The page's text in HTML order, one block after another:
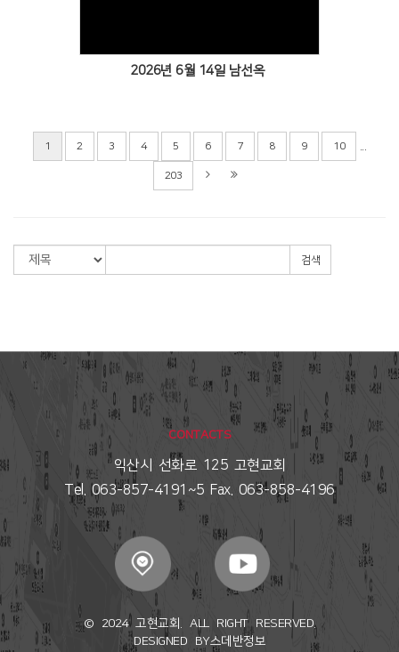
2026년 6월 14일 남선옥
1 2 3 4 5 6 7 8 9 10
203
검색
CONTACTS
익산시 선화로 125 고현교회
Tel. 063-857-4191~5 Fax. 063-858-4196
© 2024 고현교회. ALL RIGHT RESERVED.
DESIGNED BY스데반정보